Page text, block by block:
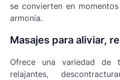
se convierten en
armonía.
Masajes para aliviar,
Ofrece una variedad de
relajantes,